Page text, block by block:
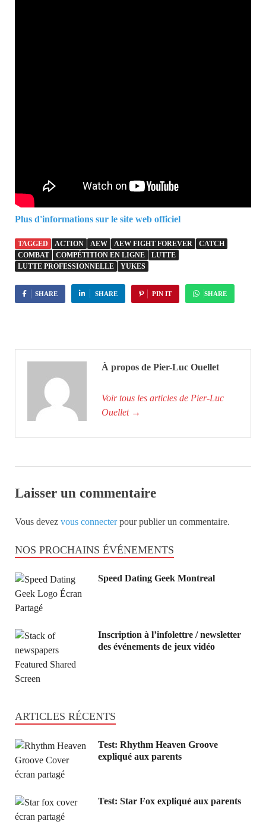
Plus d'informations sur le site web officiel
TAGGED ACTION AEW AEW FIGHT FOREVER
CATCH
COMBAT
COMPÉTITION EN LIGNE
LUTTE
LUTTE PROFESSIONNELLE
YUKES
SHARE SHARE PIN IT SHARE
À propos de Pier-Luc Ouellet
Voir tous les articles de Pier-Luc
Ouellet →
Laisser un commentaire
Vous devez vous connecterpour publier un commentaire.
NOS PROCHAINS ÉVÉNEMENTS
Speed Dating Geek Montreal
Inscription à l’infolettre / newsletter
des événements de jeux vidéo
ARTICLES RÉCENTS
Test: Rhythm Heaven Groove
expliqué aux parents
Test: Star Fox expliqué aux parents